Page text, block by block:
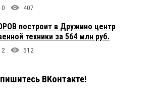
0 407
построит в Дружино центр
техники за 564 млн руб.
2 512
ВКонтакте!